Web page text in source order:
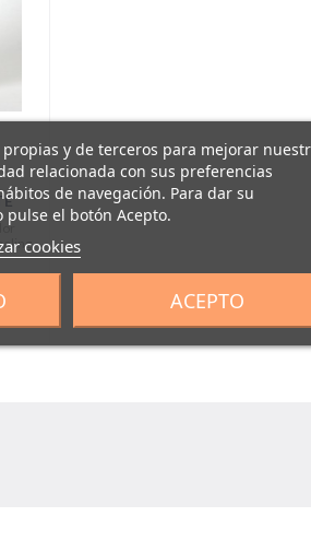
y de terceros para mejorar
relacionada con sus preferencias
de navegación. Para dar su
el botón Acepto.
cookies
ACEPTO